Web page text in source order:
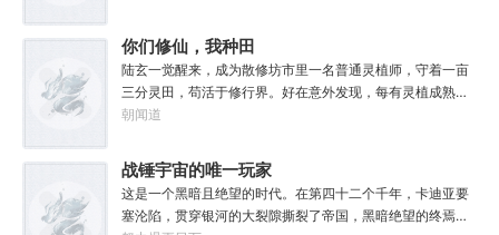
无灾，获得道果【无垢心】女儿三岁，活泼机灵，获得道果
【棋圣】女儿四岁、五岁、六岁…………李澈发现，女儿每长
大一岁，他便可凝聚出一颗道果，加持己身。从此以后，李
澈有了一个朴实无华的愿望。一岁一道果，默默守长生。为
父只想……从老婆孩子热炕头开始，心平气和的守护女儿长
间。
你们修仙，我种田
陆玄一觉醒来，成为散修坊市里一名普通灵植师，守着一亩
三分灵田，苟活于修行界。好在意外发现，每有灵植成熟，
自己便能得到额外奖励。收获剑草一株，获得剑丸一枚。收
焰丹丹方一张。……从此，他便安分守住自家灵田，坐看修
行界风起云涌，沧海桑田。“什么切磋斗法，秘境探索，寻仙
缘，得法宝……通通与我无关！”“我只想安安静静的种田。”
朝闻道
战锤宇宙的唯一玩家
这是一个黑暗且绝望的时代。在第四十二个千年，卡迪亚要
塞沦陷，贯穿银河的大裂隙撕裂了帝国，黑暗绝望的终焉时